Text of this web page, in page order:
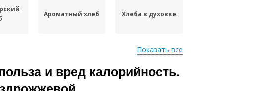
Ароматный хлеб Хлеба в духовке
Показать все
и вред калорийность.